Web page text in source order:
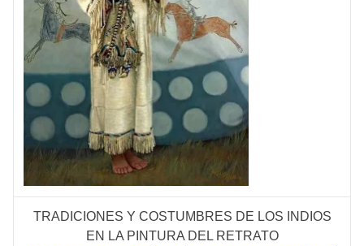
TRADICIONES Y COSTUMBRES DE LOS INDIOS
EN LA PINTURA DEL RETRATO